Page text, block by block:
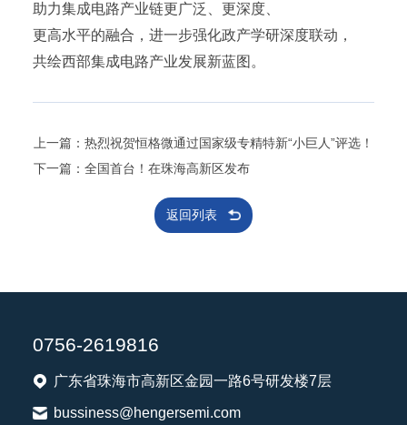
助力集成电路产业链更广泛、更深度、
更高水平的融合，进一步强化政产学研深度联动 ，
共绘西部集成电路产业发展新蓝图。
上一篇：热烈祝贺恒格微通过国家级专精特新“小巨人”评选！
下一篇：全国首台！在珠海高新区发布
返回列表
0756-2619816
广东省珠海市高新区金园一路6号研发楼7层
bussiness@hengersemi.com